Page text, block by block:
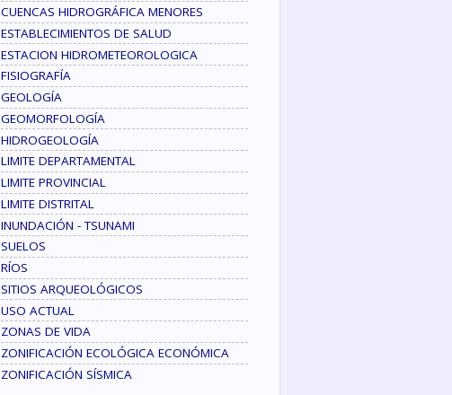
CUENCAS HIDROGRÁFICA MENORES
ESTABLECIMIENTOS DE SALUD
ESTACION HIDROMETEOROLOGICA
FISIOGRAFÍA
GEOLOGÍA
GEOMORFOLOGÍA
HIDROGEOLOGÍA
LIMITE DEPARTAMENTAL
LIMITE PROVINCIAL
LIMITE DISTRITAL
INUNDACIÓN - TSUNAMI
SUELOS
RÍOS
SITIOS ARQUEOLÓGICOS
USO ACTUAL
ZONAS DE VIDA
ZONIFICACIÓN ECOLÓGICA ECONÓMICA
ZONIFICACIÓN SÍSMICA